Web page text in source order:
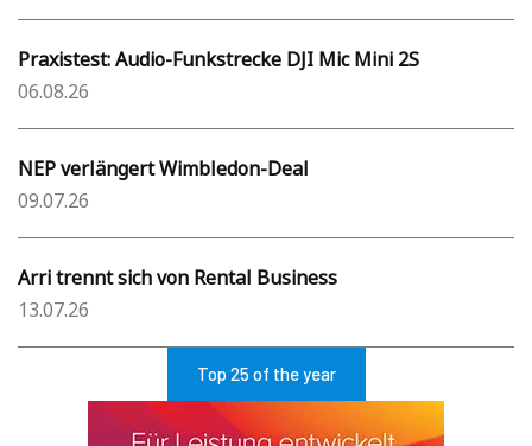
Praxistest: Audio-Funkstrecke DJI Mic Mini 2S
06.08.26
NEP verlängert Wimbledon-Deal
09.07.26
Arri trennt sich von Rental Business
13.07.26
Top 25 of the year